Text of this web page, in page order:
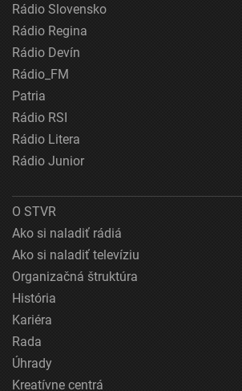
Rádio Slovensko
Rádio Regina
Rádio Devín
Rádio_FM
Patria
Rádio RSI
Rádio Litera
Rádio Junior
O STVR
Ako si naladiť rádiá
Ako si naladiť televíziu
Organizačná štruktúra
História
Kariéra
Rada
Úhrady
Kreatívne centrá